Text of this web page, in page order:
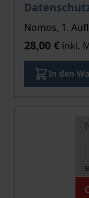
Nomos, 1.
28,00 € inkl.
In den